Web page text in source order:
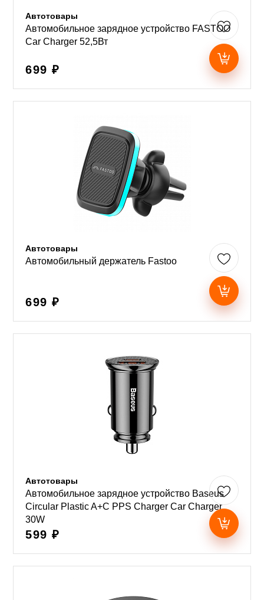
Автотовары
Автомобильное зарядное устройство FASTOO
Car Charger 52,5Вт
699 ₽
Автотовары
Автомобильный держатель Fastoo
699 ₽
Автотовары
Автомобильное зарядное устройство Baseus
Circular Plastic A+C PPS Charger Car Charger
30W
599 ₽